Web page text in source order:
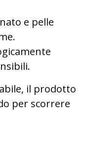
e pelle
il prodotto
per scorrere